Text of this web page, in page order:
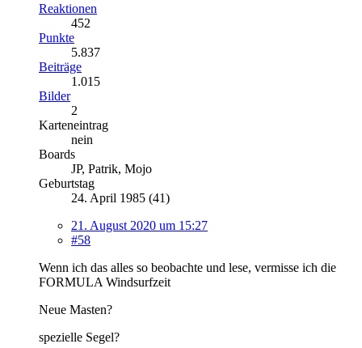
Reaktionen
452
Punkte
5.837
Beiträge
1.015
Bilder
2
Karteneintrag
nein
Boards
JP, Patrik, Mojo
Geburtstag
24. April 1985 (41)
21. August 2020 um 15:27
#58
Wenn ich das alles so beobachte und lese, vermisse ich die
FORMULA Windsurfzeit
Neue Masten?
spezielle Segel?